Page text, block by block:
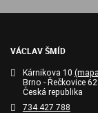
VÁCLAV ŠMÍD
Kárnikova 10
Brno - Řečkovice
Česká republika
734 427 788